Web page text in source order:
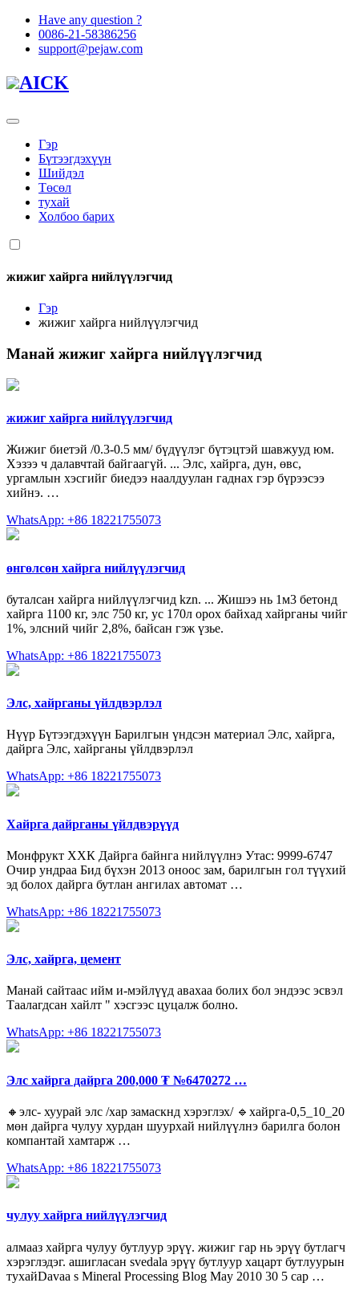
Have any question ?
0086-21-58386256
support@pejaw.com
AICK
Гэр
Бүтээгдэхүүн
Шийдэл
Төсөл
тухай
Холбоо барих
жижиг хайрга нийлүүлэгчид
Гэр
жижиг хайрга нийлүүлэгчид
Манай жижиг хайрга нийлүүлэгчид
жижиг хайрга нийлүүлэгчид
Жижиг биетэй /0.3-0.5 мм/ бүдүүлэг бүтэцтэй шавжууд юм.
Хэзээ ч далавчтай байгаагүй. ... Элс, хайрга, дун, өвс,
ургамлын хэсгийг биедээ наалдуулан гаднах гэр бүрээсээ
хийнэ. …
WhatsApp: +86 18221755073
өнгөлсөн хайрга нийлүүлэгчид
буталсан хайрга нийлүүлэгчид kzn. ... Жишээ нь 1м3 бетонд
хайрга 1100 кг, элс 750 кг, ус 170л орох байхад хайрганы чийг
1%, элсний чийг 2,8%, байсан гэж үзье.
WhatsApp: +86 18221755073
Элс, хайрганы үйлдвэрлэл
Нүүр Бүтээгдэхүүн Барилгын үндсэн материал Элс, хайрга,
дайрга Элс, хайрганы үйлдвэрлэл
WhatsApp: +86 18221755073
Хайрга дайрганы үйлдвэрүүд
Монфрукт ХХК Дайрга байнга нийлүүлнэ Утас: 9999-6747
Очир ундраа Бид бүхэн 2013 оноос зам, барилгын гол түүхий
эд болох дайрга бутлан ангилах автомат …
WhatsApp: +86 18221755073
Элс, хайрга, цемент
Манай сайтаас ийм и-мэйлүүд авахаа болих бол эндээс эсвэл
Таалагдсан хайлт " хэсгээс цуцалж болно.
WhatsApp: +86 18221755073
Элс хайрга дайрга 200,000 ₮ №6470272 …
🔸️элс- хуурай элс /хар замаскнд хэрэглэх/ 🔹️хайрга-0,5_10_20
мөн дайрга чулуу хурдан шуурхай нийлүүлнэ барилга болон
компантай хамтарж …
WhatsApp: +86 18221755073
чулуу хайрга нийлүүлэгчид
алмааз хайрга чулуу бутлуур эрүү. жижиг гар нь эрүү бутлагч
хэрэглэдэг. ашигласан svedala эрүү бутлуур хацарт бутлуурын
тухайDavaa s Mineral Processing Blog May 2010 30 5 сар …